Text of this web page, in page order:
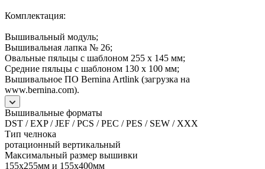
Комплектация:
Вышивальный модуль;
Вышивальная лапка № 26;
Овальные пяльцы с шаблоном 255 х 145 мм;
Средние пяльцы с шаблоном 130 x 100 мм;
Вышивальное ПО Bernina Artlink (загрузка на
www.bernina.com).
Вышивальные форматы
DST / EXP / JEF / PCS / PEC / PES / SEW / XXX
Тип челнока
ротационный вертикальный
Максимальный размер вышивки
155х255мм и 155х400мм